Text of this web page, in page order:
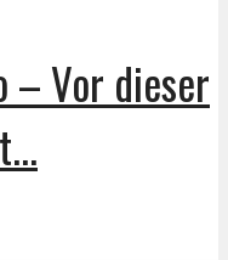
– Vor dieser